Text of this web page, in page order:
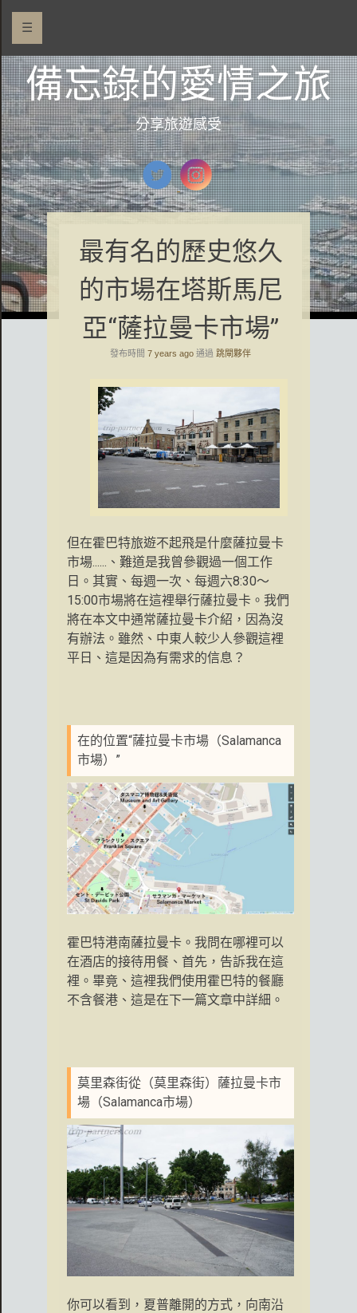
☰
備忘錄的愛情之旅
分享旅遊感受
最有名的歷史悠久
的市場在塔斯馬尼
亞“薩拉曼卡市場”
發布時間 7 years ago 通過 跳閘夥伴
但在霍巴特旅遊不起飛是什麼薩拉曼卡
市場......、難道是我曾參觀過一個工作
日。其實、每週一次、每週六8:30〜
15:00市場將在這裡舉行薩拉曼卡。我們
將在本文中通常薩拉曼卡介紹，因為沒
有辦法。雖然、中東人較少人參觀這裡
平日、這是因為有需求的信息？
在的位置“薩拉曼卡市場（Salamanca
市場）”
霍巴特港南薩拉曼卡。我問在哪裡可以
在酒店的接待用餐、首先，告訴我在這
裡。畢竟、這裡我們使用霍巴特的餐廳
不含餐港、這是在下一篇文章中詳細。
莫里森街從（莫里森街）薩拉曼卡市
場（Salamanca市場）
你可以看到，夏普離開的方式，向南沿